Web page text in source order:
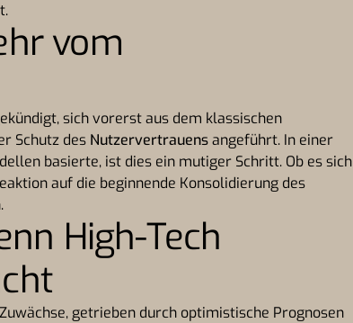
vom
sich vorerst aus dem klassischen
Schutz des Nutzervertrauensangeführt. In einer
basierte, ist dies ein mutiger Schritt. Ob es sich
auf die beginnende Konsolidierung des
High-Tech
getrieben durch optimistische Prognosen